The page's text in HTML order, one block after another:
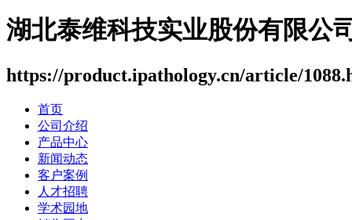
湖北泰维科技实业股份有限公司
https://product.ipathology.cn/article/
首页
公司介绍
产品中心
新闻动态
客户案例
人才招聘
学术园地